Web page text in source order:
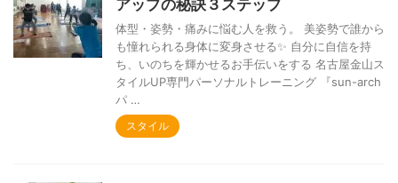
アップの秘訣３ステップ
体型・姿勢・痛みに悩む人を救う。 美姿勢で誰から
も憧れられる身体に変身させる✨ 自分に自信を持
ち、いのちを輝かせるお手伝いをする 名古屋金山ス
タイルUP専門パーソナルトレーニング 『sun-arch
パ …
スタイル